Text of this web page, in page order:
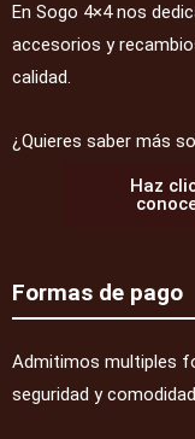
En Sogo 4×4 nos
accesorios y
calidad.
¿Quieres saber más
Haz
Formas de pago
Admitimos multiples
seguridad y